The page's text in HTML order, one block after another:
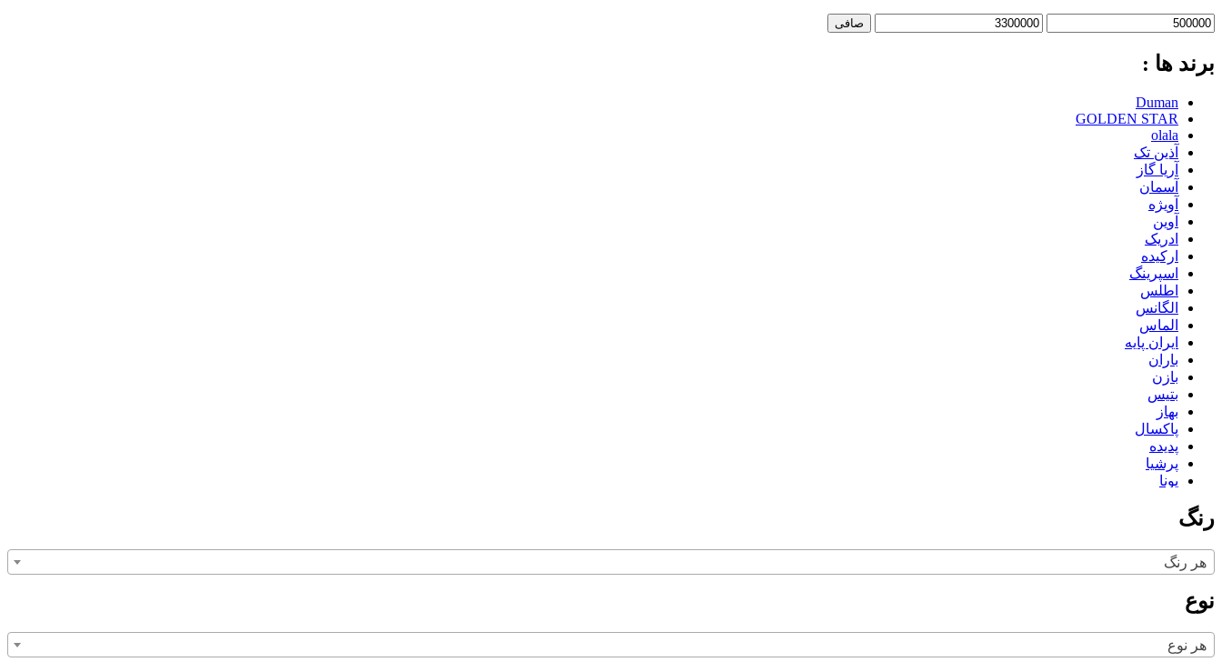
صافی
برند ها :
Duman
GOLDEN STAR
olala
آذین تک
آریا گاز
آسمان
آویژه
آوین
ادریک
ارکیده
اسپرینگ
اطلس
الگانس
الماس
ایران پایه
باران
بازن
بتیس
بهاز
پاکسال
پدیده
پرشیا
پونا
ثمین
جگوار
دلنواز
دیاموند
رنگ
هر رنگ
نوع
هر نوع